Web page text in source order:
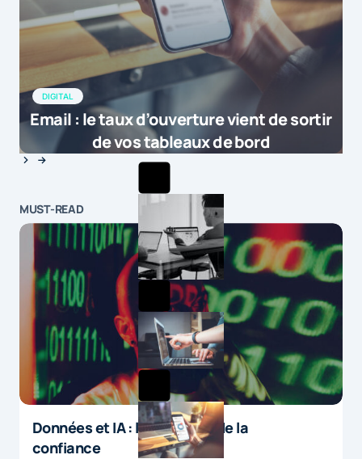
DIGITAL
Email : le taux d’ouverture vient de sortir
de vos tableaux de bord
MUST-READ
Données et IA : le paradoxe de la
confiance